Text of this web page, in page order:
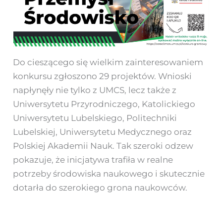
Do cieszącego się wielkim zainteresowaniem
konkursu zgłoszono 29 projektów. Wnioski
napłynęły nie tylko z UMCS, lecz także z
Uniwersytetu Przyrodniczego, Katolickiego
Uniwersytetu Lubelskiego, Politechniki
Lubelskiej, Uniwersytetu Medycznego oraz
Polskiej Akademii Nauk. Tak szeroki odzew
pokazuje, że inicjatywa trafiła w realne
potrzeby środowiska naukowego i skutecznie
dotarła do szerokiego grona naukowców.